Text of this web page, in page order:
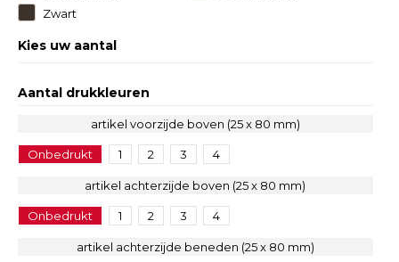
Zwart
Kies uw aantal
Aantal drukkleuren
artikel voorzijde boven (25 x 80 mm)
Onbedrukt 1 2 3 4
artikel achterzijde boven (25 x 80 mm)
Onbedrukt 1 2 3 4
artikel achterzijde beneden (25 x 80 mm)